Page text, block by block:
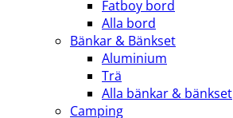
Fatboy bord
Alla bord
Bänkar & Bänkset
Aluminium
Trä
Alla bänkar & bänkset
Camping